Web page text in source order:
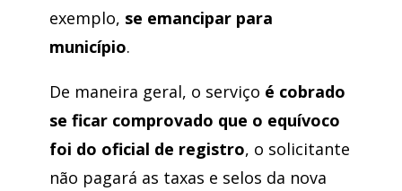
exemplo, se emancipar para
município.
De maneira geral, o serviço é cobrado
se ficar comprovado que o equívoco
foi do oficial de registro, o solicitante
não pagará as taxas e selos da nova